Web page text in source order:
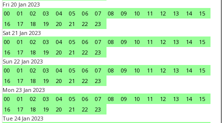
Fri 20 Jan 2023
00
01 02 03 04 05 06 07 08 09 10 11 12 13 14
15
16
17 18 19 20 21 22
23
Sat 21 Jan 2023
00
01 02 03 04 05 06 07 08 09 10 11 12 13 14
15
16
17 18 19 20 21 22
23
Sun 22 Jan 2023
00
01 02 03 04 05 06 07 08 09 10 11 12 13 14
15
16
17 18 19 20 21 22
23
Mon 23 Jan 2023
00
01 02 03 04 05 06 07 08 09 10 11 12 13 14
15
16
17 18 19 20 21 22
23
Tue 24 Jan 2023